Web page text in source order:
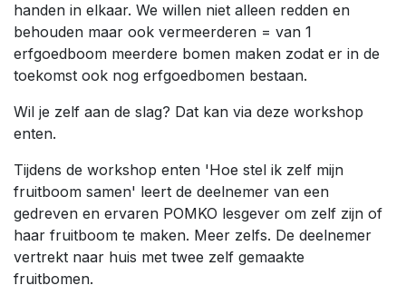
handen in elkaar. We willen niet alleen redden en
behouden maar ook vermeerderen = van 1
erfgoedboom meerdere bomen maken zodat er in de
toekomst ook nog erfgoedbomen bestaan.
Wil je zelf aan de slag? Dat kan via deze workshop
enten.
Tijdens de workshop enten 'Hoe stel ik zelf mijn
fruitboom samen' leert de deelnemer van een
gedreven en ervaren POMKO lesgever om zelf zijn of
haar fruitboom te maken. Meer zelfs. De deelnemer
vertrekt naar huis met twee zelf gemaakte
fruitbomen.